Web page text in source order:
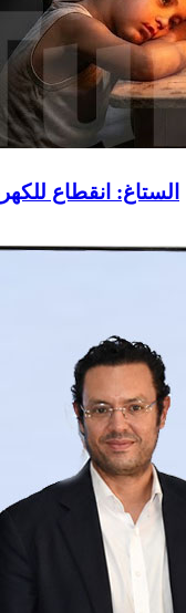
الستاغ: انقطاع